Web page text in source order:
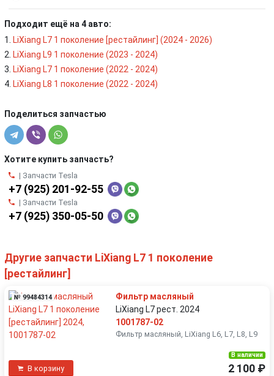
Подходит ещё на 4 авто:
LiXiang L7 1 поколение [рестайлинг] (2024 - 2026)
LiXiang L9 1 поколение (2023 - 2024)
LiXiang L7 1 поколение (2022 - 2024)
LiXiang L8 1 поколение (2022 - 2024)
Поделиться запчастью
Хотите купить запчасть?
| Запчасти Tesla
+7 (925) 201-92-55
| Запчасти Tesla
+7 (925) 350-05-50
Другие запчасти LiXiang L7 1 поколение
[рестайлинг]
№ 99484314
Фильтр масляный
LiXiang L7 рест. 2024
1001787-02
Фильтр масляный, LiXiang L6, L7, L8, L9
В корзину
В наличии
2 100 ₽